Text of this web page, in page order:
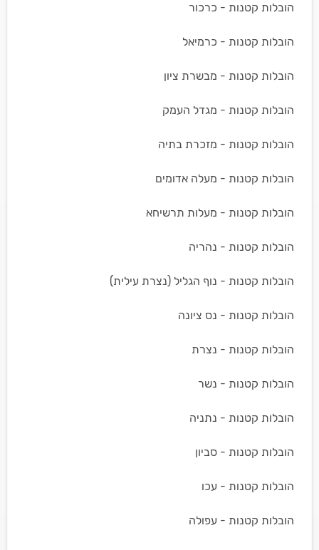
הובלות קטנות - כרכור
הובלות קטנות - כרמיאל
הובלות קטנות - מבשרת ציון
הובלות קטנות - מגדל העמק
הובלות קטנות - מזכרת בתיה
הובלות קטנות - מעלה אדומים
הובלות קטנות - מעלות תרשיחא
הובלות קטנות - נהריה
הובלות קטנות - נוף הגליל (נצרת עילית)
הובלות קטנות - נס ציונה
הובלות קטנות - נצרת
הובלות קטנות - נשר
הובלות קטנות - נתניה
הובלות קטנות - סביון
הובלות קטנות - עכו
הובלות קטנות - עפולה